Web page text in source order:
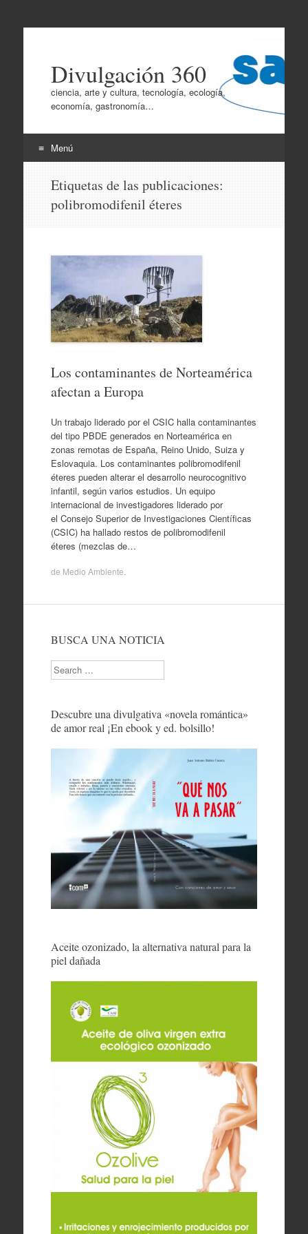
Divulgación 360
ciencia, arte y cultura, tecnología, ecología,
economía, gastronomía…
Menú
contenido
Etiquetas de las publicaciones:
polibromodifenil éteres
Los contaminantes de Norteamérica
afectan a Europa
Un trabajo liderado por el CSIC halla contaminantes
del tipo PBDE generados en Norteamérica en
zonas remotas de España, Reino Unido, Suiza y
Eslovaquia. Los contaminantes polibromodifenil
éteres pueden alterar el desarrollo neurocognitivo
infantil, según varios estudios. Un equipo
internacional de investigadores liderado por
el Consejo Superior de Investigaciones Científicas
(CSIC) ha hallado restos de polibromodifenil
éteres (mezclas de…
de Medio Ambiente
BUSCA UNA NOTICIA
Search
Descubre una divulgativa «novela romántica»
de amor real ¡En ebook y ed. bolsillo!
Aceite ozonizado, la alternativa natural para la
piel dañada